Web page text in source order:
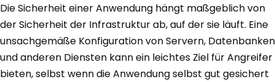
Die Sicherheit einer Anwendung hängt maßgeblich von
der Sicherheit der Infrastruktur ab, auf der sie läuft. Eine
unsachgemäße Konfiguration von Servern, Datenbanken
und anderen Diensten kann ein leichtes Ziel für Angreifer
bieten, selbst wenn die Anwendung selbst gut gesichert